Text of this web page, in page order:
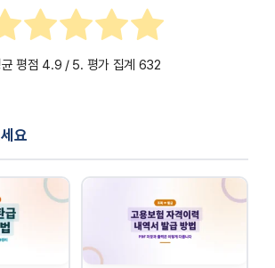
평점 4.9 / 5. 평가 집계 632
요